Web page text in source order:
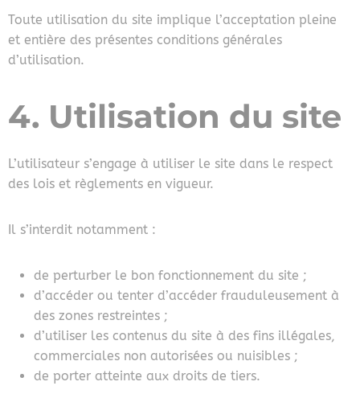
Toute utilisation du site implique l’acceptation pleine
et entière des présentes conditions générales
d’utilisation.
4. Utilisation du site
L’utilisateur s’engage à utiliser le site dans le respect
des lois et règlements en vigueur.
Il s’interdit notamment :
de perturber le bon fonctionnement du site ;
d’accéder ou tenter d’accéder frauduleusement à
des zones restreintes ;
d’utiliser les contenus du site à des fins illégales,
commerciales non autorisées ou nuisibles ;
de porter atteinte aux droits de tiers.